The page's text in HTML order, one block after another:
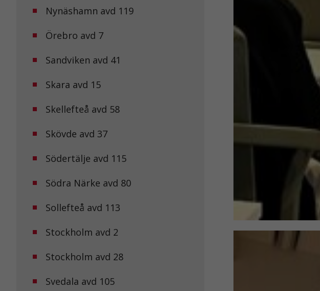
Nynäshamn avd 119
Örebro avd 7
Sandviken avd 41
Skara avd 15
Skellefteå avd 58
Skövde avd 37
Södertälje avd 115
Södra Närke avd 80
Sollefteå avd 113
Stockholm avd 2
Stockholm avd 28
Svedala avd 105